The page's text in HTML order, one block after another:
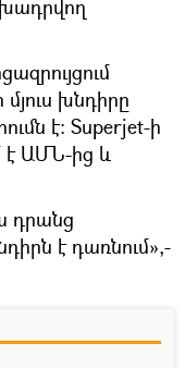
խնդիրը
է։ Superjet-ի
է ԱՄՆ-ից և
դրանց
է դառնում»,-